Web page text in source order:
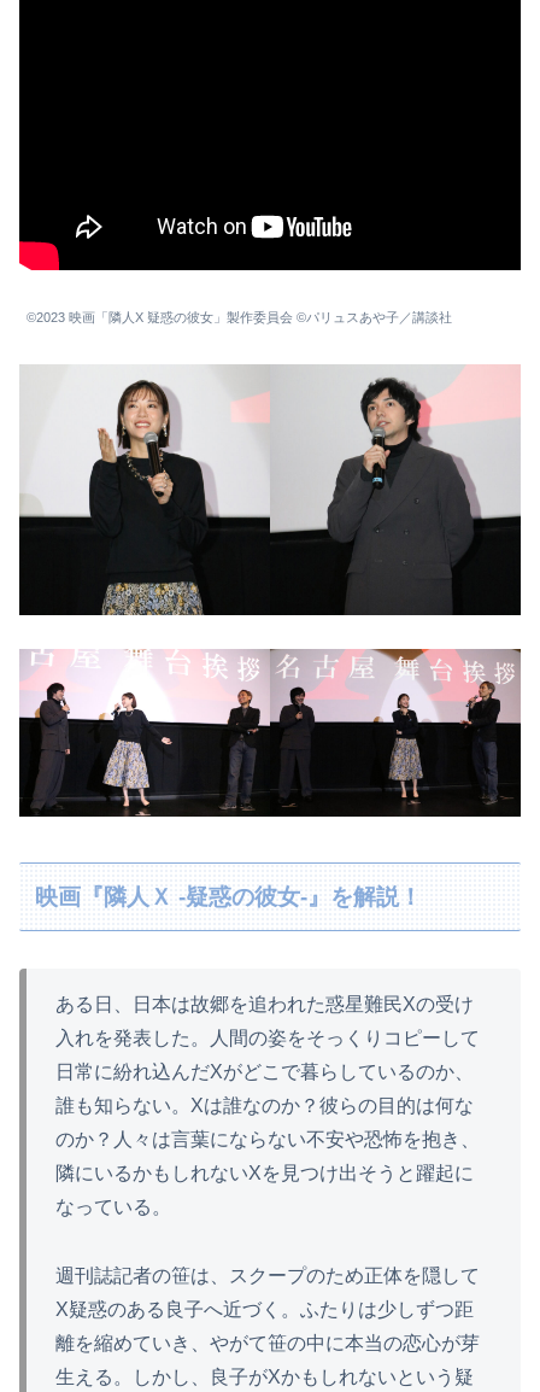
©2023 映画「隣人X 疑惑の彼女」製作委員会 ©パリュスあや子／講談社
映画『隣人Ｘ -疑惑の彼女-』を解説！
ある日、日本は故郷を追われた惑星難民Xの受け
入れを発表した。人間の姿をそっくりコピーして
日常に紛れ込んだXがどこで暮らしているのか、
誰も知らない。Xは誰なのか？彼らの目的は何な
のか？人々は言葉にならない不安や恐怖を抱き、
隣にいるかもしれないXを見つけ出そうと躍起に
なっている。
週刊誌記者の笹は、スクープのため正体を隠して
X疑惑のある良子へ近づく。ふたりは少しずつ距
離を縮めていき、やがて笹の中に本当の恋心が芽
生える。しかし、良子がXかもしれないという疑